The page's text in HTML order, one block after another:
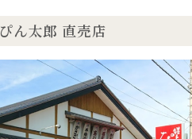
ぴん太郎 直売店